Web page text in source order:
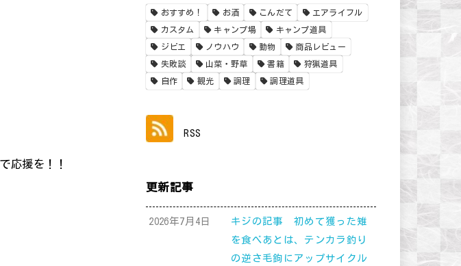
応援を！！
おすすめ！ お酒 こんだて エアライフル
カスタム キャンプ場 キャンプ道具
ジビエ ノウハウ 動物 商品レビュー
失敗談 山菜・野草 書籍 狩猟道具
自作 観光 調理 調理道具
RSS
更新記事
2026年7月4日
キジの記事 初めて獲った雉
を食べあとは、テンカラ釣り
の逆さ毛鉤にアップサイクル